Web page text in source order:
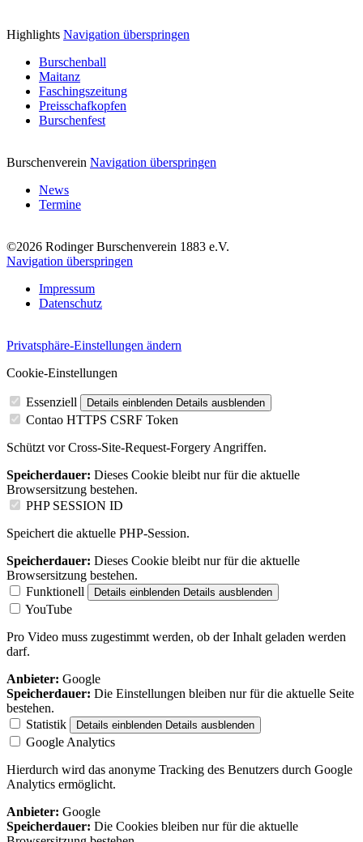
Highlights Navigation überspringen
Burschenball
Maitanz
Faschingszeitung
Preisschafkopfen
Burschenfest
Burschenverein Navigation überspringen
News
Termine
©2026 Rodinger Burschenverein 1883 e.V.
Navigation überspringen
Impressum
Datenschutz
Privatsphäre-Einstellungen ändern
Cookie-Einstellungen
Essenziell Details einblenden Details ausblenden
Contao HTTPS CSRF Token
Schützt vor Cross-Site-Request-Forgery Angriffen.
Speicherdauer: Dieses Cookie bleibt nur für die aktuelle
Browsersitzung bestehen.
PHP SESSION ID
Speichert die aktuelle PHP-Session.
Speicherdauer: Dieses Cookie bleibt nur für die aktuelle
Browsersitzung bestehen.
Funktionell
Details einblenden Details ausblenden
YouTube
Pro Video muss zugestimmt werden, ob der Inhalt geladen werden
darf.
Anbieter: Google
Speicherdauer: Die Einstellungen bleiben nur für die aktuelle Seite
bestehen.
Statistik
Details einblenden Details ausblenden
Google Analytics
Hierdurch wird das anonyme Tracking des Benutzers durch Google
Analytics ermöglicht.
Anbieter: Google
Speicherdauer: Die Cookies bleiben nur für die aktuelle